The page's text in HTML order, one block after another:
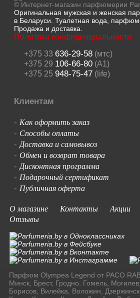
© Интернет-магазин парфюмерии
Оригинальная мужская и женская
в Беларуси. Туалетная вода,
Продажа и доставка.
Политика конфиденциальности
+375 33 636-29-58(мтс)
+375 29 106-66-80(A1)
+375 25 948-75-47(life)
Клиентам
- Как оформить заказ
- Способы оплаты
-Доставка и самовывоз
- Обмен и возврат товара
-Дисконтная программа
- Подарочный сертификат
- Публичная оферта
О магазине
Контакты Акции
Отзывы
Парфюм Olympea Legend от PACO
Минск, Брест, Гродно, Гомель,
Борисов, Вилейка, Воложин,